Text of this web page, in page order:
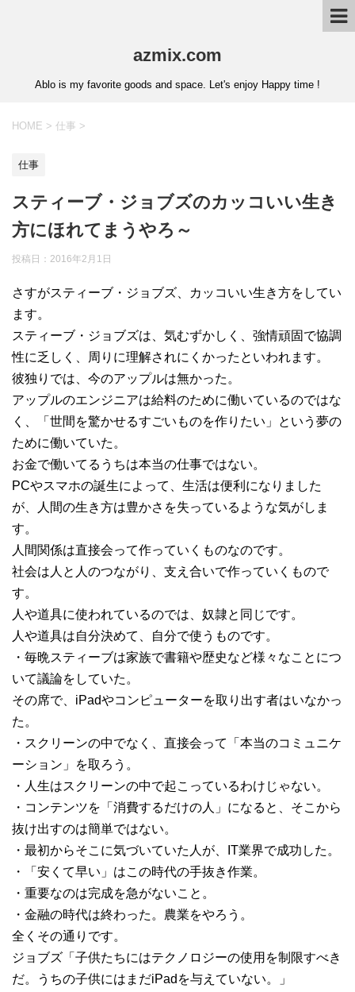
azmix.com
Ablo is my favorite goods and space. Let's enjoy Happy time !
HOME > 仕事 >
仕事
スティーブ・ジョブズのカッコいい生き
方にほれてまうやろ～
投稿日： 2016年2月1日
さすがスティーブ・ジョブズ、カッコいい生き方をしてい
ます。
スティーブ・ジョブズは、気むずかしく、強情頑固で協調
性に乏しく、周りに理解されにくかったといわれます。
彼独りでは、今のアップルは無かった。
アップルのエンジニアは給料のために働いているのではな
く、「世間を驚かせるすごいものを作りたい」という夢の
ために働いていた。
お金で働いてるうちは本当の仕事ではない。
PCやスマホの誕生によって、生活は便利になりました
が、人間の生き方は豊かさを失っているような気がしま
す。
人間関係は直接会って作っていくものなのです。
社会は人と人のつながり、支え合いで作っていくもので
す。
人や道具に使われているのでは、奴隷と同じです。
人や道具は自分決めて、自分で使うものです。
・毎晩スティーブは家族で書籍や歴史など様々なことにつ
いて議論をしていた。
その席で、iPadやコンピューターを取り出す者はいなかっ
た。
・スクリーンの中でなく、直接会って「本当のコミュニケ
ーション」を取ろう。
・人生はスクリーンの中で起こっているわけじゃない。
・コンテンツを「消費するだけの人」になると、そこから
抜け出すのは簡単ではない。
・最初からそこに気づいていた人が、IT業界で成功した。
・「安くて早い」はこの時代の手抜き作業。
・重要なのは完成を急がないこと。
・金融の時代は終わった。農業をやろう。
全くその通りです。
ジョブズ「子供たちにはテクノロジーの使用を制限すべき
だ。うちの子供にはまだiPadを与えていない。」